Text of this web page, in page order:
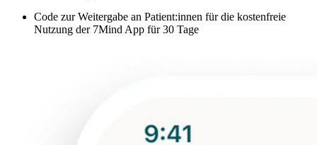
Code zur Weitergabe an Patient:innen für die kostenfreie
Nutzung der 7Mind App für 30 Tage